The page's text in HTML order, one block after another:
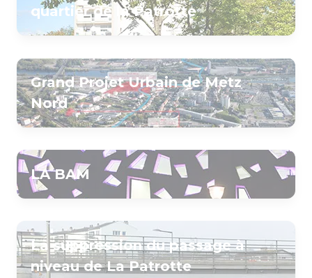
quartier de la Patrotte
Grand Projet Urbain de Metz
Nord
LA BAM
La suppression du passage à
niveau de La Patrotte